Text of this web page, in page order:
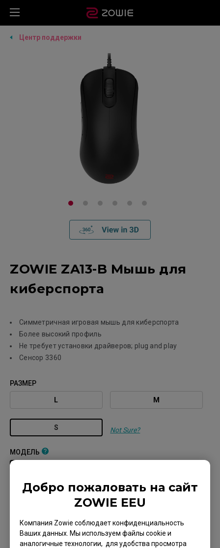
Добро пожаловать на сайт
ZOWIE EEU
Компания Zowie соблюдает конфиденциальность
Ваших данных. Мы используем файлы cookie и
аналогичные технологии, для удобства просмотра
Центр поддержки
ZOWIE ZA13-B Мышь для
киберспорта
Симметричная игровая мышь для киберспорта
Более высокий профиль
Не требует установки драйверов; plug and play
Сенсор 3360
РАЗМЕР
L М
S Not Sure?
МОДЕЛЬ
ЦВЕТ / ПОКРЫТИЕ